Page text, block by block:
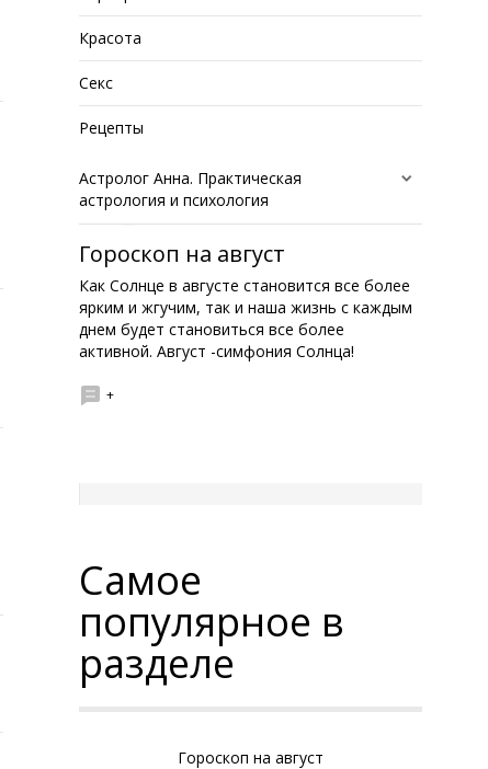
Красота
Секс
Рецепты
Астролог Анна. Практическая
астрология и психология
Гороскоп на август
Как Солнце в августе становится все более
ярким и жгучим, так и наша жизнь с каждым
днем будет становиться все более
активной. Август -симфония Солнца!
+
Самое
популярное в
разделе
Гороскоп на август